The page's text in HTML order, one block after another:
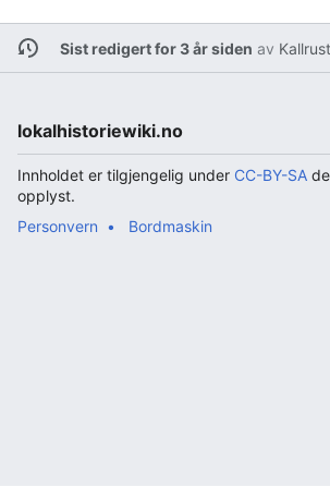
Sist redigert for 3 år siden av
lokalhistoriewiki.no
Innholdet er tilgjengelig under CC-BY-SA
opplyst.
Personvern
Bordmaskin